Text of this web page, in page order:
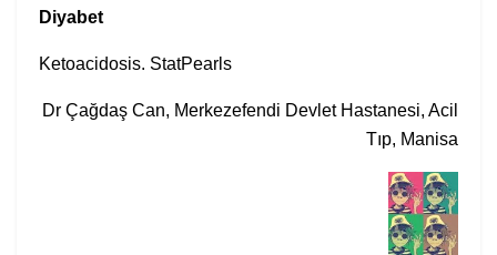
Diyabet
Ketoacidosis. StatPearls
Dr Çağdaş Can, Merkezefendi Devlet Hastanesi, Acil
Tıp, Manisa